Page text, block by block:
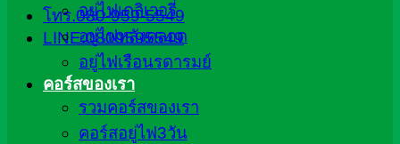
โทร.080-959-5549
LINE:0809595549
อยู่ไฟเดลิเวอรี่
อยู่ไฟหลังคลอด
อยู่ไฟเรือนรดารมย์
คอร์สของเรา
รวมคอร์สของเรา
คอร์สอยู่ไฟ3วัน